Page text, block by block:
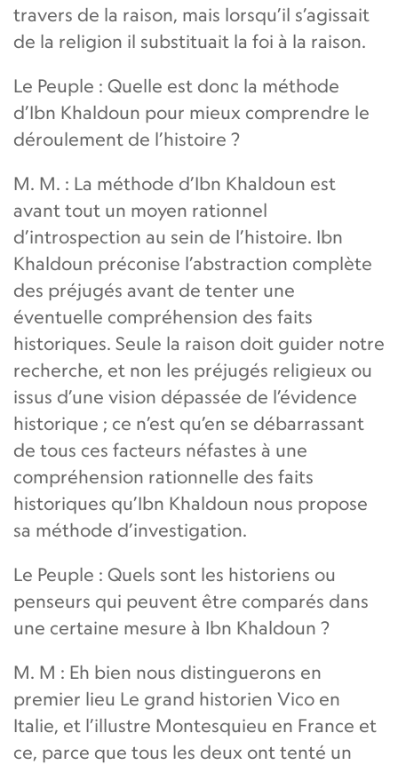
travers de la raison, mais lorsqu’il s’agissait
de la religion il substituait la foi à la raison.
Le Peuple : Quelle est donc la méthode
d’Ibn Khaldoun pour mieux comprendre le
déroulement de l’histoire ?
M. M. : La méthode d’Ibn Khaldoun est
avant tout un moyen rationnel
d’introspection au sein de l’histoire. Ibn
Khaldoun préconise l’abstraction complète
des préjugés avant de tenter une
éventuelle compréhension des faits
historiques. Seule la raison doit guider notre
recherche, et non les préjugés religieux ou
issus d’une vision dépassée de l’évidence
historique ; ce n’est qu’en se débarrassant
de tous ces facteurs néfastes à une
compréhension rationnelle des faits
historiques qu’Ibn Khaldoun nous propose
sa méthode d’investigation.
Le Peuple : Quels sont les historiens ou
penseurs qui peuvent être comparés dans
une certaine mesure à Ibn Khaldoun ?
M. M : Eh bien nous distinguerons en
premier lieu Le grand historien Vico en
Italie, et l’illustre Montesquieu en France et
ce, parce que tous les deux ont tenté un